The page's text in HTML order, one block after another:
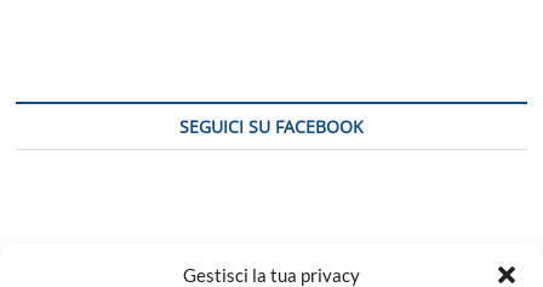
Gestisci la tua privacy
SEGUICI SU FACEBOOK